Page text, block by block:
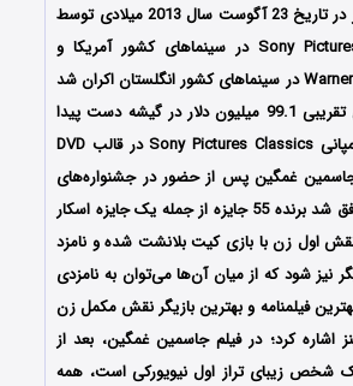
بار در تاریخ 23 آگوست سال 2013 میلادی توسط
کمپانی Sony Pictures Classics در سینماهای کشور آمریکا و
توسط کمپانی Warner Bros در سینماهای کشور انگلستان اکران شد
و توانست به فروش تقریبی 99.1 میلیون دلار در گیشه دست پیدا
کند سپس توسط کمپانی Sony Pictures Classics در قالب DVD
جاسمین غمگین پس از حضور در جشنواره‌‌‌های
بین‌المللی متعدد موفق شد برنده 55 جایزه از جمله یک جایزه اسکار
نقش اول زن با بازی کیت بلانشت شده و نامزد
دیگر نیز شود که از میان آن‌ها می‌توان به نامزدی
بهترین فیلمنامه و بهترین بازیگر نقش مکمل زن
اشاره کرد؛ در فیلم جاسمین غمگین، بعد از
شخص زیبای تراز اول نیویورکی است، همه